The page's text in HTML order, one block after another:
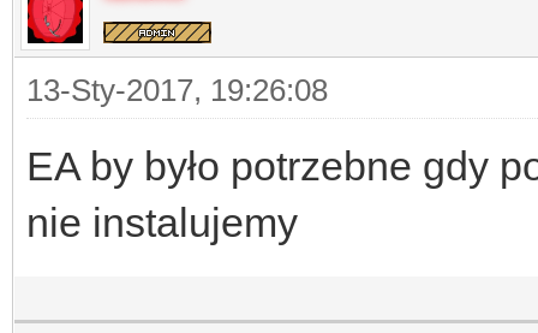
13-Sty-2017, 19:26:08
EA by było potrzebne gdy
nie instalujemy